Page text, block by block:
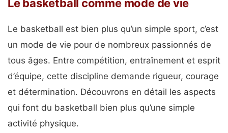
Le basketball comme mode de vie
Le basketball est bien plus qu’un simple sport, c’est
un mode de vie pour de nombreux passionnés de
tous âges. Entre compétition, entraînement et esprit
d’équipe, cette discipline demande rigueur, courage
et détermination. Découvrons en détail les aspects
qui font du basketball bien plus qu’une simple
activité physique.